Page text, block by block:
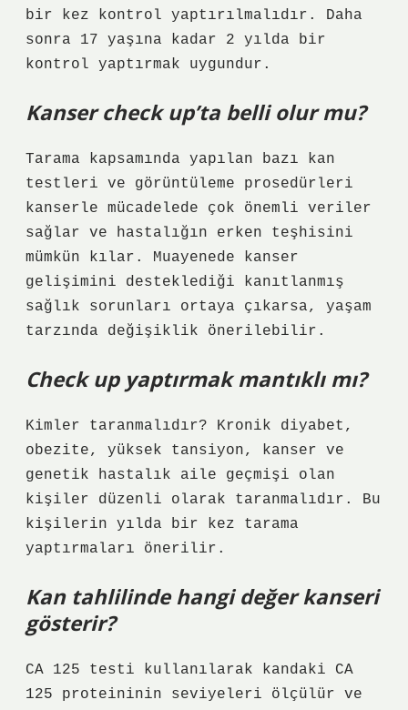
bir kez kontrol yaptırılmalıdır. Daha
sonra 17 yaşına kadar 2 yılda bir
kontrol yaptırmak uygundur.
Kanser check up’ta belli olur mu?
Tarama kapsamında yapılan bazı kan
testleri ve görüntüleme prosedürleri
kanserle mücadelede çok önemli veriler
sağlar ve hastalığın erken teşhisini
mümkün kılar. Muayenede kanser
gelişimini desteklediği kanıtlanmış
sağlık sorunları ortaya çıkarsa, yaşam
tarzında değişiklik önerilebilir.
Check up yaptırmak mantıklı mı?
Kimler taranmalıdır? Kronik diyabet,
obezite, yüksek tansiyon, kanser ve
genetik hastalık aile geçmişi olan
kişiler düzenli olarak taranmalıdır. Bu
kişilerin yılda bir kez tarama
yaptırmaları önerilir.
Kan tahlilinde hangi değer kanseri
gösterir?
CA 125 testi kullanılarak kandaki CA
125 proteininin seviyeleri ölçülür ve